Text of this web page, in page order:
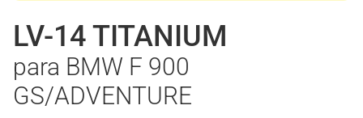
LV-14 TITANIUM
para BMW F 900
GS/ADVENTURE